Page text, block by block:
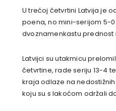
U trećoj četvrtini Latvija je
poena, no mini-serijom 5-
dvoznamenkastu prednost
Latvijci su utakmicu
četvrtine, rade seriju 13-4
kraja odlaze na
koju su s lakoćom održali